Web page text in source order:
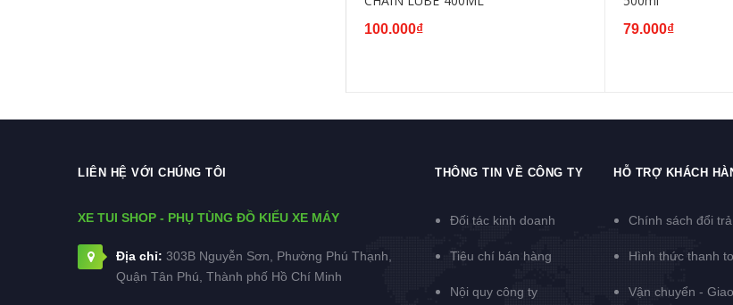
100.000₫ 79.000₫
LIÊN HỆ VỚI CHÚNG TÔI
XE TUI SHOP - PHỤ TÙNG ĐỒ KIỂU XE MÁY
Địa chỉ: 303B Nguyễn Sơn, Phường Phú Thạnh,
Quận Tân Phú, Thành phố Hồ Chí Minh
THÔNG TIN VỀ CÔNG TY
Đối tác kinh doanh
Tiêu chí bán hàng
Nội quy công ty
HỖ TRỢ KHÁCH
Chính sách đổi trả
Hình thức thanh
Vận chuyển - Giao